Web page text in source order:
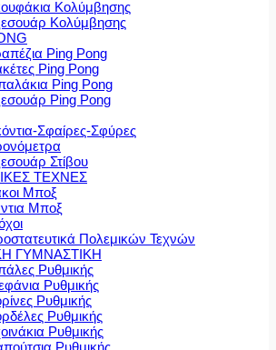
Κολύμβησης
Κολύμβησης
Ping Pong
Ping Pong
Ping Pong
Ping Pong
Σφαίρες-Σφύρες
Στίβου
ΤΕΧΝΕΣ
Μποξ
Μποξ
Πολεμικών Τεχνών
ΓΥΜΝΑΣΤΙΚΗ
Ρυθμικής
Ρυθμικής
Ρυθμικής
Ρυθμικής
Ρυθμικής